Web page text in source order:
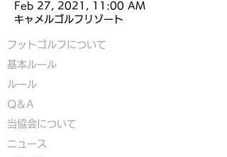
Feb 27, 2021, 11:00 AM
キャメルゴルフリゾート
フットゴルフについて
基本ルール
ルール
Q＆A
​当協会について
​ニュース